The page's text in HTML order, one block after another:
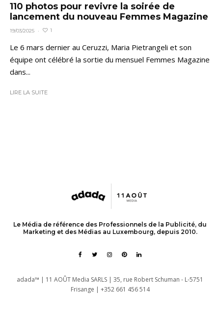
110 photos pour revivre la soirée de
lancement du nouveau Femmes Magazine
19/03/2025 · 1
Le 6 mars dernier au Ceruzzi, Maria Pietrangeli et son
équipe ont célébré la sortie du mensuel Femmes Magazine
dans...
LIRE LA SUITE
Le Média de référence des Professionnels de la Publicité, du
Marketing et des Médias au Luxembourg, depuis 2010.
adada™ | 11 AOÛT Media SARLS | 35, rue Robert Schuman - L-5751
Frisange | +352 661 456 514